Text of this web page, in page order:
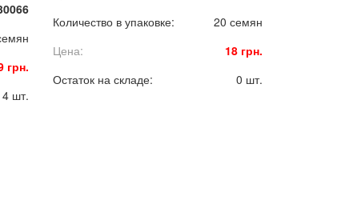
грн.
4 шт.
Количество в упаковке:
20 семян
Цена:
18 грн.
Остаток на складе:
0 шт.